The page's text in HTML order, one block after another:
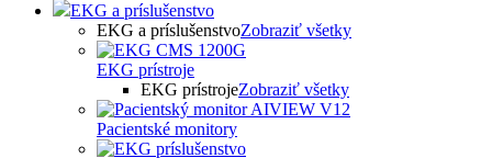
EKG a príslušenstvo
EKG a príslušenstvoZobraziť všetky
EKG prístroje
EKG prístrojeZobraziť všetky
Pacientské monitory